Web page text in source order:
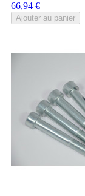
Prix
66,94 €
Ajouter au panier